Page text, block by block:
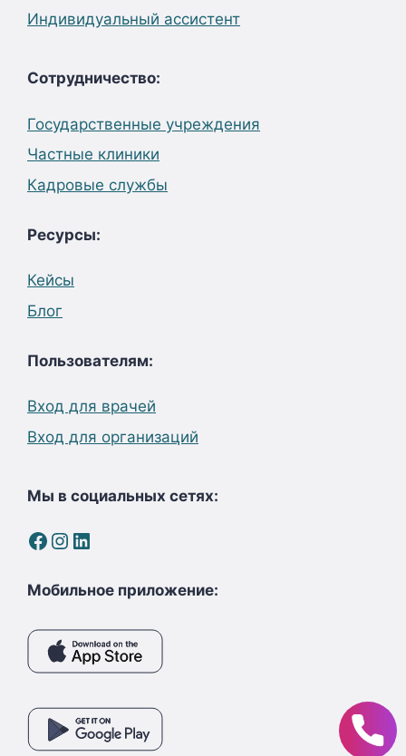
Индивидуальный ассистент
Сотрудничество:
Государственные учреждения
Частные клиники
Кадровые службы
Ресурсы:
Кейсы
Блог
Пользователям:
Вход для врачей
Вход для организаций
Мы в социальных сетях:
Facebook
Instagram
LinkedIn
Мобильное приложение: